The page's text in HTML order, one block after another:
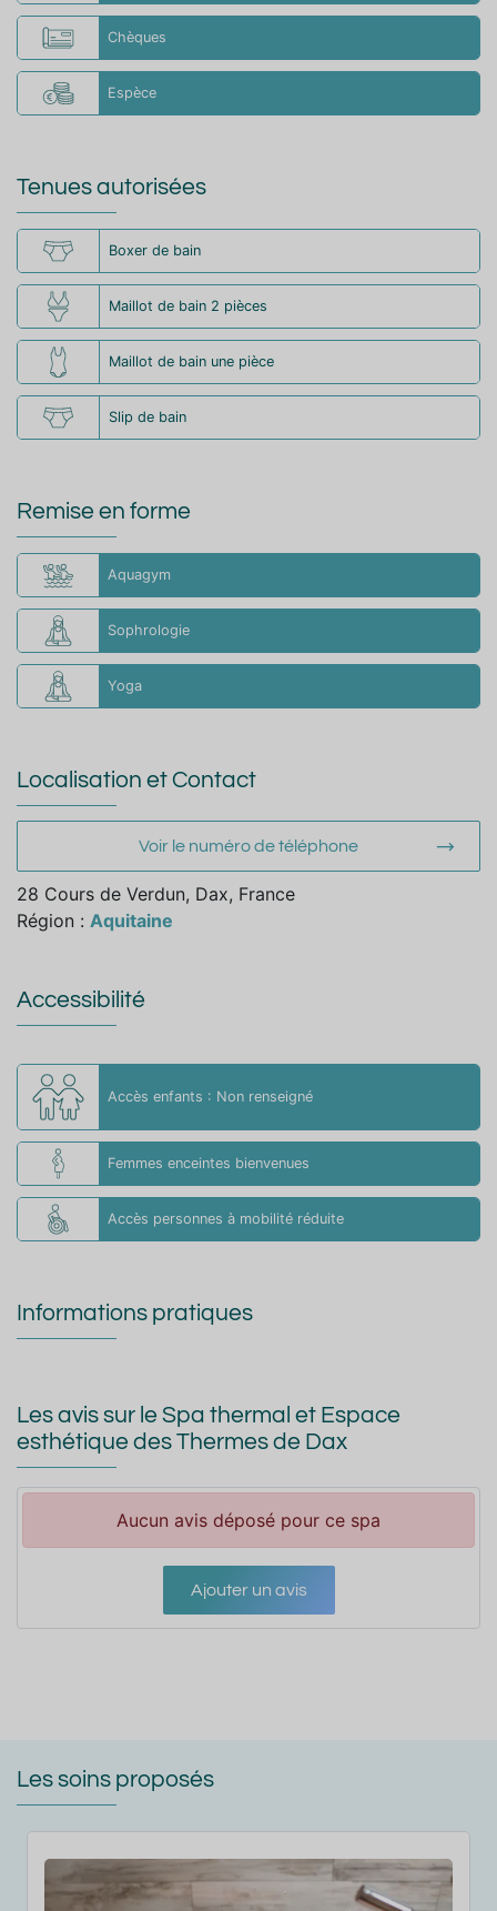
Chèques
Espèce
Tenues autorisées
Boxer de bain
Maillot de bain 2 pièces
Maillot de bain une pièce
Slip de bain
Remise en forme
Aquagym
Sophrologie
Yoga
Localisation et Contact
Voir le numéro de téléphone
28 Cours de Verdun, Dax, France
Région : Aquitaine
Accessibilité
Accès enfants : Non renseigné
Femmes enceintes bienvenues
Accès personnes à mobilité réduite
Informations pratiques
Les avis sur le Spa thermal et Espace
esthétique des Thermes de Dax
Aucun avis déposé pour ce spa
Ajouter un avis
Les soins proposés